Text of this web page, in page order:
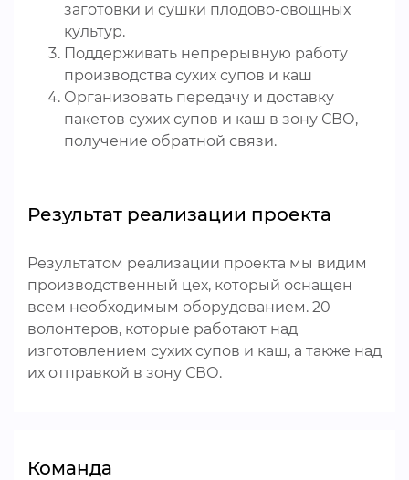
заготовки и сушки плодово-овощных
культур.
Поддерживать непрерывную работу
производства сухих супов и каш
Организовать передачу и доставку
пакетов сухих супов и каш в зону СВО,
получение обратной связи.
Результат реализации проекта
Результатом реализации проекта мы видим
производственный цех, который оснащен
всем необходимым оборудованием. 20
волонтеров, которые работают над
изготовлением сухих супов и каш, а также над
их отправкой в зону СВО.
Команда